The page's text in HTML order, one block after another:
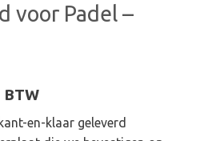
voor Padel –
en-klaar geleverd